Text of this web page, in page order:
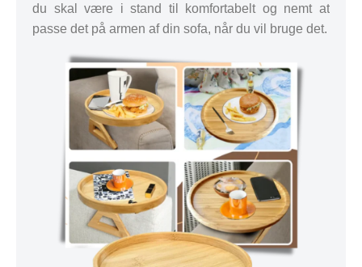
du skal være i stand til komfortabelt og nemt at
passe det på armen af din sofa, når du vil bruge det.